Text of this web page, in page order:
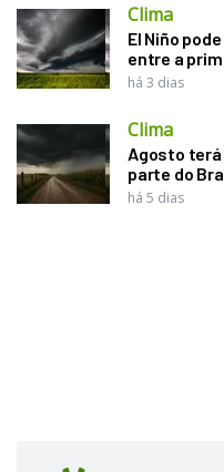
Clima
El Niño
entre a
há 3 dias
Clima
Agosto
parte do
há 5 dias